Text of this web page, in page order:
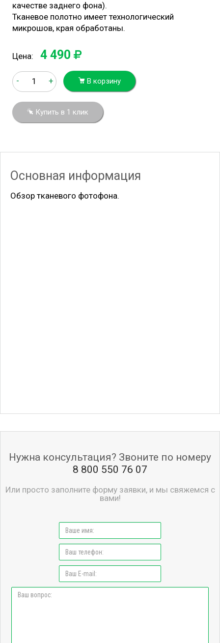
качестве заднего фона).
Тканевое полотно имеет технологический
микрошов, края обработаны.
Цена: 4 490
- + В корзину
Купить в 1 клик
Основная информация
Обзор тканевого фотофона.
Нужна консультация? Звоните по номеру
8 800 550 76 07
Или просто заполните форму заявки, и мы свяжемся с
вами!